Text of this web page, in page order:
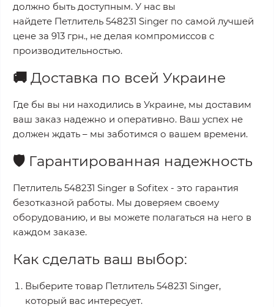
должно быть доступным. У нас вы
найдете Петлитель 548231 Singer по самой лучшей
цене за 913 грн., не делая компромиссов с
производительностью.
🚚 Доставка по всей Украине
Где бы вы ни находились в Украине, мы доставим
ваш заказ надежно и оперативно. Ваш успех не
должен ждать – мы заботимся о вашем времени.
🛡️ Гарантированная надежность
Петлитель 548231 Singer в Sofitex - это гарантия
безотказной работы. Мы доверяем своему
оборудованию, и вы можете полагаться на него в
каждом заказе.
Как сделать ваш выбор:
Выберите товар Петлитель 548231 Singer,
который вас интересует.